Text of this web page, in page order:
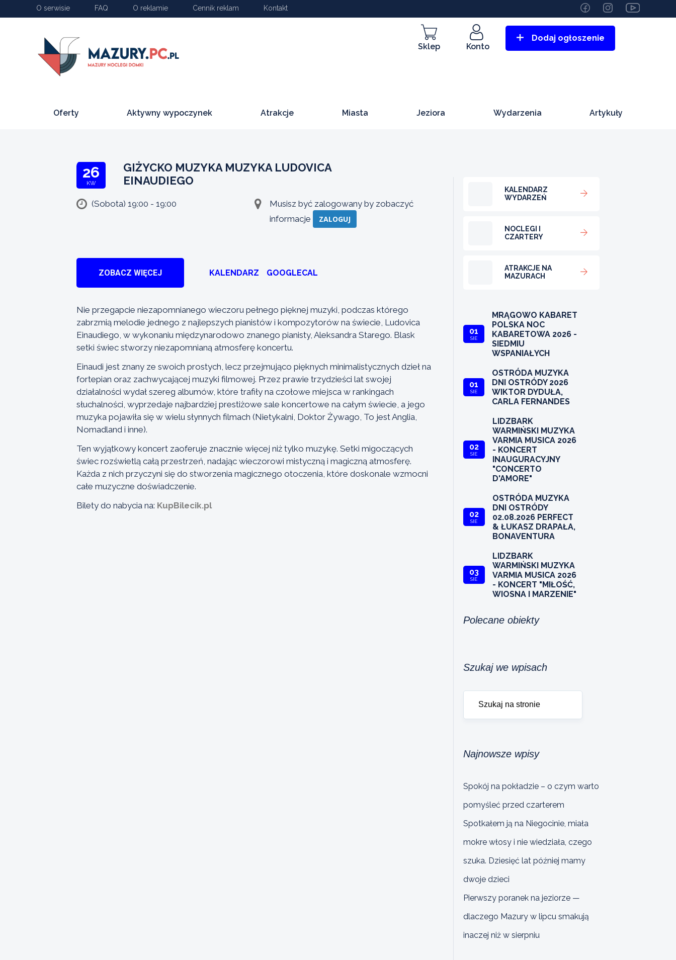
O serwisie FAQ O reklamie Cennik reklam Kontakt
Sklep Konto
Dodaj ogłoszenie
Oferty Aktywny wypoczynek Atrakcje Miasta Jeziora Wydarzenia Artykuły
26
KW
GIŻYCKO MUZYKA MUZYKA LUDOVICA
EINAUDIEGO
(Sobota) 19:00 - 19:00
Musisz być zalogowany by zobaczyć
informacje
ZALOGUJ
ZOBACZ WIĘCEJ KALENDARZ GOOGLECAL
Nie przegapcie niezapomnianego wieczoru pełnego pięknej muzyki, podczas którego
zabrzmią melodie jednego z najlepszych pianistów i kompozytorów na świecie, Ludovica
Einaudiego, w wykonaniu międzynarodowo znanego pianisty, Aleksandra Starego. Blask
setki świec stworzy niezapomnianą atmosferę koncertu.
Einaudi jest znany ze swoich prostych, lecz przejmująco pięknych minimalistycznych dzieł na
fortepian oraz zachwycającej muzyki filmowej. Przez prawie trzydzieści lat swojej
działalności wydał szereg albumów, które trafiły na czołowe miejsca w rankingach
słuchalności, wyprzedaje najbardziej prestiżowe sale koncertowe na całym świecie, a jego
muzyka pojawiła się w wielu słynnych filmach (Nietykalni, Doktor Żywago, To jest Anglia,
Nomadland i inne).
Ten wyjątkowy koncert zaoferuje znacznie więcej niż tylko muzykę. Setki migoczących
świec rozświetlą całą przestrzeń, nadając wieczorowi mistyczną i magiczną atmosferę.
Każda z nich przyczyni się do stworzenia magicznego otoczenia, które doskonale wzmocni
całe muzyczne doświadczenie.
Bilety do nabycia na: KupBilecik.pl
KALENDARZ
WYDARZEŃ
NOCLEGI I
CZARTERY
ATRAKCJE NA
MAZURACH
01
SIE
MRĄGOWO KABARET
POLSKA NOC
KABARETOWA 2026 -
SIEDMIU
WSPANIAŁYCH
01
SIE
OSTRÓDA MUZYKA
DNI OSTRÓDY 2026
WIKTOR DYDUŁA,
CARLA FERNANDES
02
SIE
LIDZBARK
WARMIŃSKI MUZYKA
VARMIA MUSICA 2026
- KONCERT
INAUGURACYJNY
"CONCERTO
D'AMORE"
02
SIE
OSTRÓDA MUZYKA
DNI OSTRÓDY
02.08.2026 PERFECT
& ŁUKASZ DRAPAŁA,
BONAVENTURA
03
SIE
LIDZBARK
WARMIŃSKI MUZYKA
VARMIA MUSICA 2026
- KONCERT "MIŁOŚĆ,
WIOSNA I MARZENIE"
Polecane obiekty
Szukaj we wpisach
Najnowsze wpisy
Spokój na pokładzie – o czym warto
pomyśleć przed czarterem
Spotkałem ją na Niegocinie, miała
mokre włosy i nie wiedziała, czego
szuka. Dziesięć lat później mamy
dwoje dzieci
Pierwszy poranek na jeziorze —
dlaczego Mazury w lipcu smakują
inaczej niż w sierpniu